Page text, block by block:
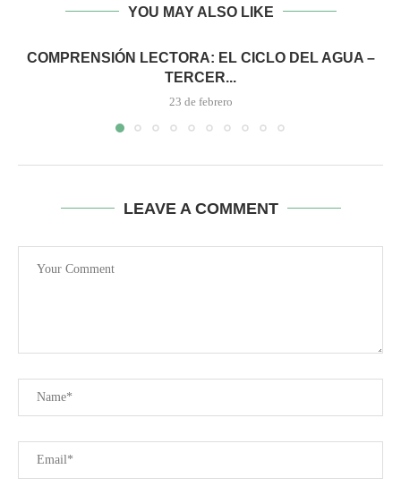
YOU MAY ALSO LIKE
COMPRENSIÓN LECTORA: EL CICLO DEL AGUA –
TERCER...
23 de febrero
LEAVE A COMMENT